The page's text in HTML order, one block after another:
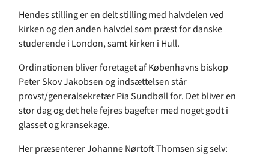
Hendes stilling er en delt stilling med halvdelen ved
kirken og den anden halvdel som præst for danske
studerende i London, samt kirken i Hull.
Ordinationen bliver foretaget af Københavns biskop
Peter Skov Jakobsen og indsættelsen står
provst/generalsekretær Pia Sundbøll for. Det bliver en
stor dag og det hele fejres bagefter med noget godt i
glasset og kransekage.
Her præsenterer Johanne Nørtoft Thomsen sig selv: